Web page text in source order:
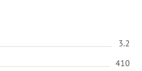
3.2
410